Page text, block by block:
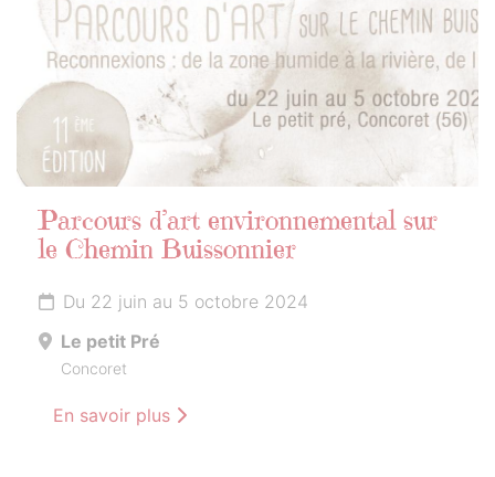
Parcours d’art environnemental sur
le Chemin Buissonnier
Du 22 juin au 5 octobre 2024
Le petit Pré
Concoret
En savoir plus